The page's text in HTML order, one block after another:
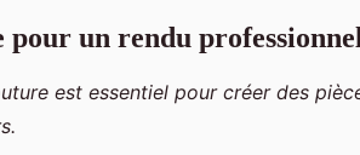
pour un rendu professionnel
est essentiel pour créer des